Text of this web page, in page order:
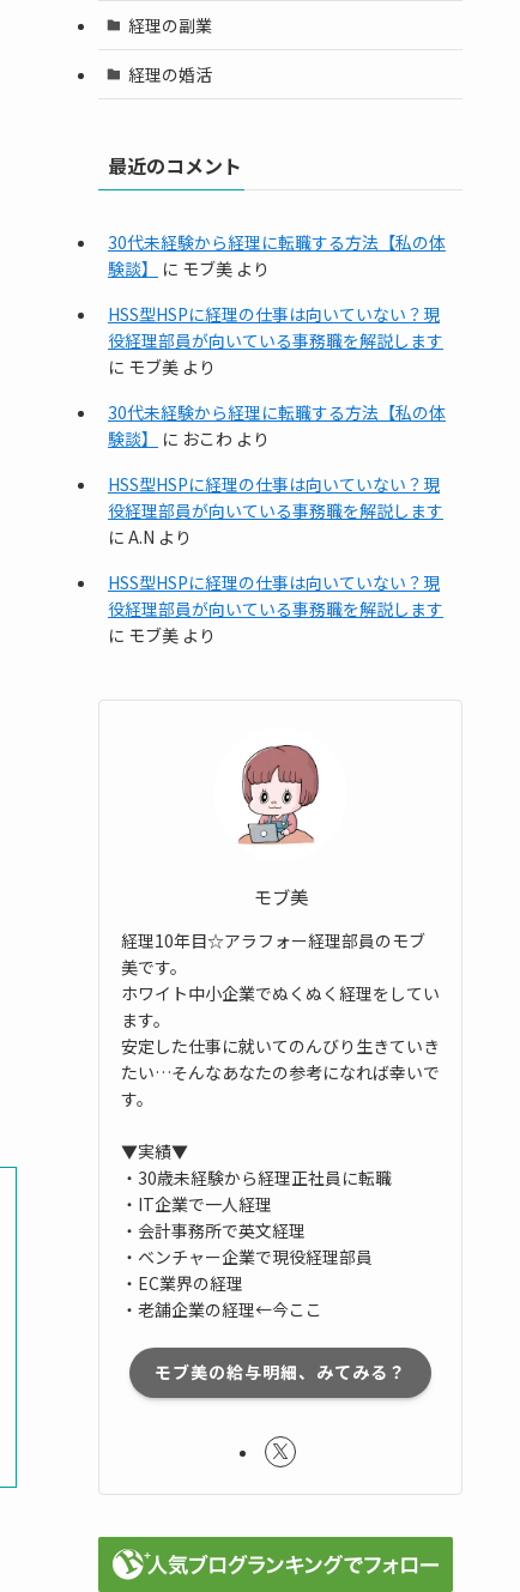
経理の副業
経理の婚活
最近のコメント
30代未経験から経理に転職する方法【私の体
験談】
に モブ美 より
HSS型HSPに経理の仕事は向いていない？現
役経理部員が向いている事務職を解説します
に モブ美 より
30代未経験から経理に転職する方法【私の体
験談】
に おこわ より
HSS型HSPに経理の仕事は向いていない？現
役経理部員が向いている事務職を解説します
に A.N より
HSS型HSPに経理の仕事は向いていない？現
役経理部員が向いている事務職を解説します
に モブ美 より
モブ美
経理10年目☆アラフォー経理部員のモブ
美です。
ホワイト中小企業でぬくぬく経理をしてい
ます。
安定した仕事に就いてのんびり生きていき
たい…そんなあなたの参考になれば幸いで
す。
▼実績▼
・30歳未経験から経理正社員に転職
・IT企業で一人経理
・会計事務所で英文経理
・ベンチャー企業で現役経理部員
・EC業界の経理
・老舗企業の経理←今ここ
モブ美の給与明細、みてみる？